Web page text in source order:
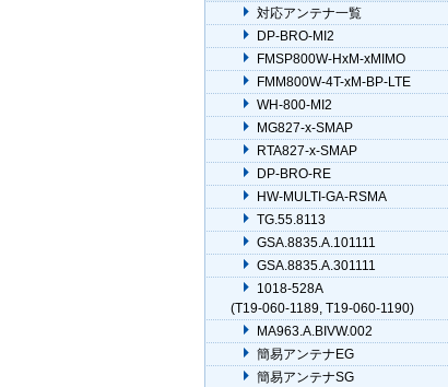
対応アンテナ一覧
DP-BRO-MI2
FMSP800W-HxM-xMIMO
FMM800W-4T-xM-BP-LTE
WH-800-MI2
MG827-x-SMAP
RTA827-x-SMAP
DP-BRO-RE
HW-MULTI-GA-RSMA
TG.55.8113
GSA.8835.A.101111
GSA.8835.A.301111
1018-528A
(T19-060-1189, T19-060-1190)
MA963.A.BIVW.002
簡易アンテナEG
簡易アンテナSG